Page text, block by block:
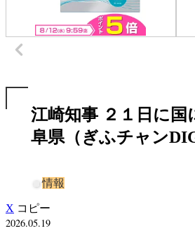
江崎知事 ２１日に国
阜県（ぎふチャン
情報
X コピー
2026.05.19